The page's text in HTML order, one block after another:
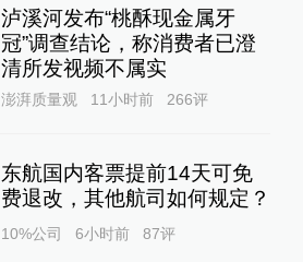
泸溪河发布“桃酥现金属牙
冠”调查结论，称消费者已澄
清所发视频不属实
澎湃质量观 11小时前 266评
东航国内客票提前14天可免
费退改，其他航司如何规定？
10%公司 6小时前 87评